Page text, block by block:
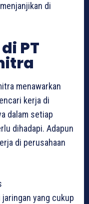
di
PT
menawarkan
kerja di
dalam setiap
dihadapi. Adapun
di perusahaan
yang cukup